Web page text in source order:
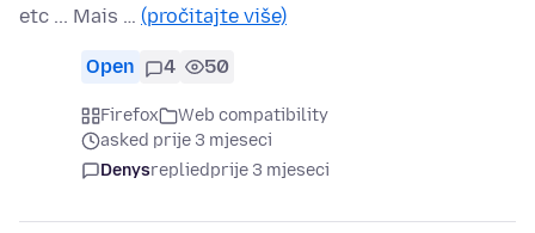
etc ... Mais … (pročitajte više)
Open 4 50
Firefox
Web compatibility
asked prije 3 mjeseci
Denysrepliedprije 3 mjeseci